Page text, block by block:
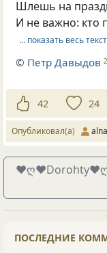
Шлешь на
И не важно: кто
… показать весь
© Петр Давыдов
42 24
Опубликовал(а)
ПОСЛЕДНИЕ